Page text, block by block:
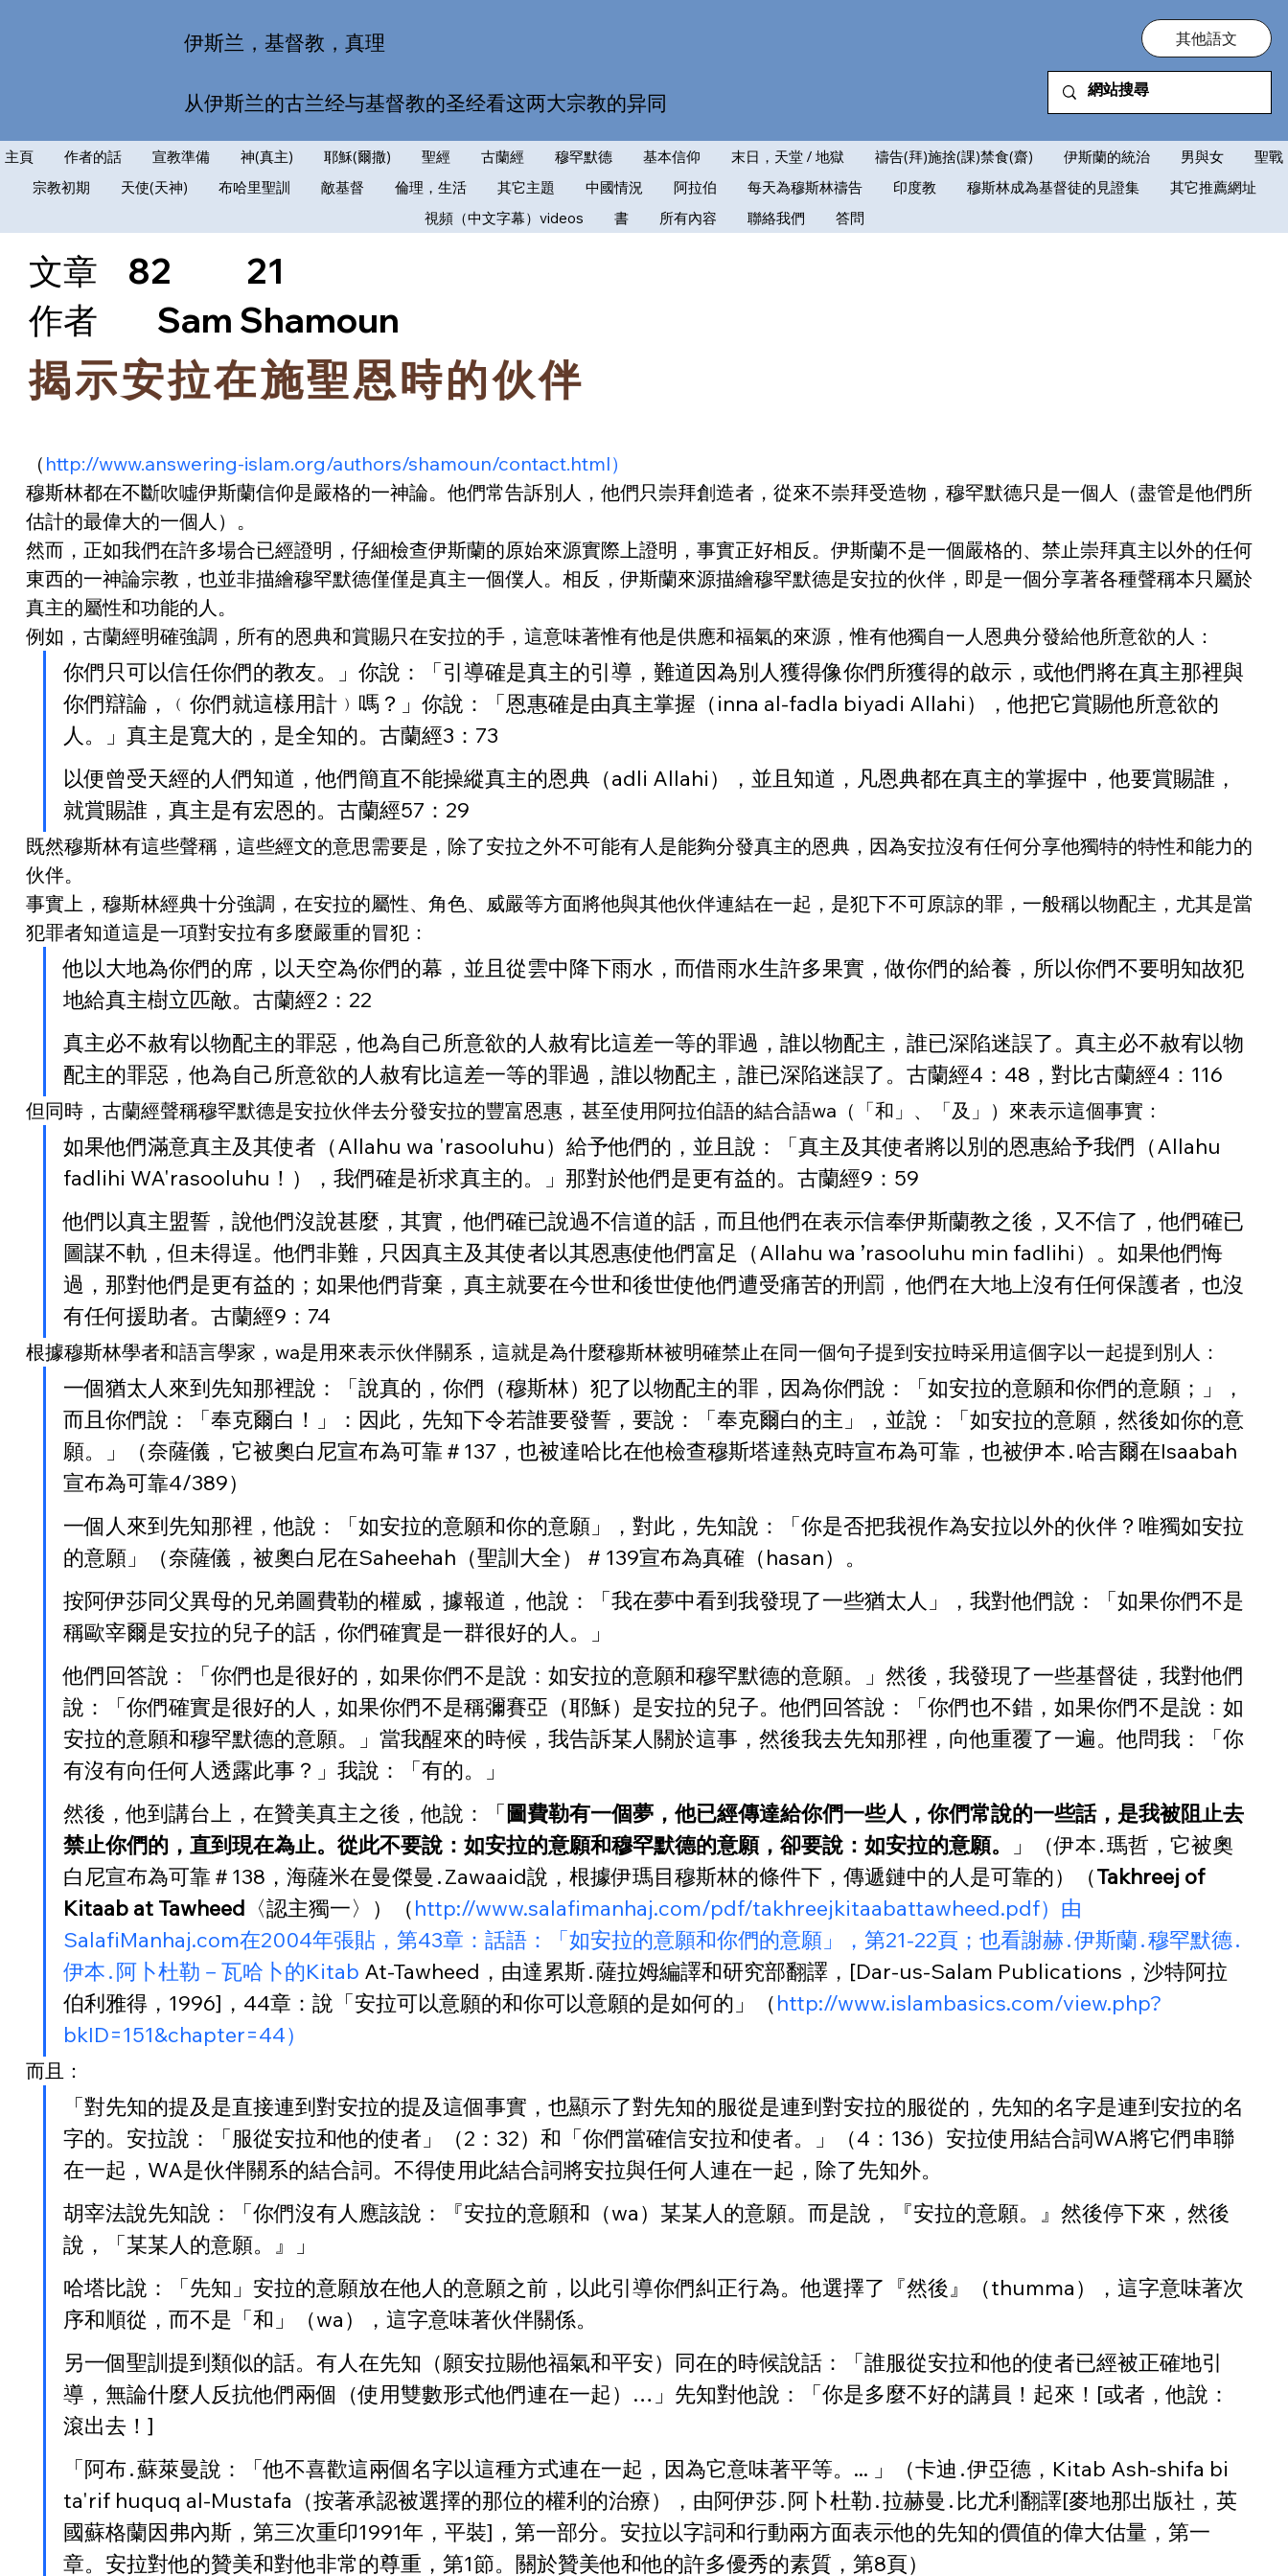
伊斯兰，基督教，真理
从伊斯兰的古兰经与基督教的圣经看这两大宗教的异同
其他語文
主頁 作者的話 宣教準備 神(真主) 耶穌(爾撒) 聖經 古蘭經 穆罕默德 基本信仰 末日，天堂 / 地獄 禱告(拜)施捨(課)禁食(齋) 伊斯蘭的統治 男與女
聖戰
宗教初期
天使(天神) 布哈里聖訓 敵基督 倫理，生活 其它主題 中國情況 阿拉伯 每天為穆斯林禱告 印度教 穆斯林成為基督徒的見證集
其它推薦網址
視頻（中文字幕）videos
書 所有內容 聯絡我們 答問
文章 82
21
​作者
Sam Shamoun
揭示安拉在施聖恩時的伙伴
（ http://www.answering-islam.org/authors/shamoun/contact.html）
穆斯林都在不斷吹噓伊斯蘭信仰是嚴格的一神論。他們常告訴別人，他們只崇拜創造者，從來不崇拜受造物，穆罕默德只是一個人（盡管是他們所
估計的最偉大的一個人）。
然而，正如我們在許多場合已經證明，仔細檢查伊斯蘭的原始來源實際上證明，事實正好相反。伊斯蘭不是一個嚴格的、禁止崇拜真主以外的任何
東西的一神論宗教，也並非描繪穆罕默德僅僅是真主一個僕人。相反，伊斯蘭來源描繪穆罕默德是安拉的伙伴，即是一個分享著各種聲稱本只屬於
真主的屬性和功能的人。
例如，古蘭經明確強調，所有的恩典和賞賜只在安拉的手，這意味著惟有他是供應和福氣的來源，惟有他獨自一人恩典分發給他所意欲的人：
你們只可以信任你們的教友。」你說：「引導確是真主的引導，難道因為別人獲得像你們所獲得的啟示，或他們將在真主那裡與
你們辯論，﹙你們就這樣用計﹚嗎？」你說：「恩惠確是由真主掌握（inna al-fadla biyadi Allahi），他把它賞賜他所意欲的
人。」真主是寬大的，是全知的。古蘭經3：73
以便曾受天經的人們知道，他們簡直不能操縱真主的恩典（adli Allahi），並且知道，凡恩典都在真主的掌握中，他要賞賜誰，
就賞賜誰，真主是有宏恩的。古蘭經57：29
既然穆斯林有這些聲稱，這些經文的意思需要是，除了安拉之外不可能有人是能夠分發真主的恩典，因為安拉沒有任何分享他獨特的特性和能力的
伙伴。
事實上，穆斯林經典十分強調，在安拉的屬性、角色、威嚴等方面將他與其他伙伴連結在一起，是犯下不可原諒的罪，一般稱以物配主，尤其是當
犯罪者知道這是一項對安拉有多麼嚴重的冒犯：
他以大地為你們的席，以天空為你們的幕，並且從雲中降下雨水，而借雨水生許多果實，做你們的給養，所以你們不要明知故犯
地給真主樹立匹敵。古蘭經2：22
真主必不赦宥以物配主的罪惡，他為自己所意欲的人赦宥比這差一等的罪過，誰以物配主，誰已深陷迷誤了。真主必不赦宥以物
配主的罪惡，他為自己所意欲的人赦宥比這差一等的罪過，誰以物配主，誰已深陷迷誤了。古蘭經4：48，對比古蘭經4：116
但同時，古蘭經聲稱穆罕默德是安拉伙伴去分發安拉的豐富恩惠，甚至使用阿拉伯語的結合語wa（「和」、「及」）來表示這個事實：
如果他們滿意真主及其使者（Allahu wa 'rasooluhu）給予他們的，並且說：「真主及其使者將以別的恩惠給予我們（Allahu
fadlihi WA'rasooluhu！），我們確是祈求真主的。」那對於他們是更有益的。古蘭經9：59
他們以真主盟誓，說他們沒說甚麼，其實，他們確已說過不信道的話，而且他們在表示信奉伊斯蘭教之後，又不信了，他們確已
圖謀不軌，但未得逞。他們非難，只因真主及其使者以其恩惠使他們富足（Allahu wa ’rasooluhu min fadlihi）。如果他們悔
過，那對他們是更有益的；如果他們背棄，真主就要在今世和後世使他們遭受痛苦的刑罰，他們在大地上沒有任何保護者，也沒
有任何援助者。古蘭經9：74
根據穆斯林學者和語言學家，wa是用來表示伙伴關系，這就是為什麼穆斯林被明確禁止在同一個句子提到安拉時采用這個字以一起提到別人：
一個猶太人來到先知那裡說：「說真的，你們（穆斯林）犯了以物配主的罪，因為你們說：「如安拉的意願和你們的意願；」，
而且你們說：「奉克爾白！」：因此，先知下令若誰要發誓，要說：「奉克爾白的主」，並說：「如安拉的意願，然後如你的意
願。」（奈薩儀，它被奧白尼宣布為可靠＃137，也被達哈比在他檢查穆斯塔達熱克時宣布為可靠，也被伊本․哈吉爾在Isaabah
宣布為可靠4/389）
一個人來到先知那裡，他說：「如安拉的意願和你的意願」，對此，先知說：「你是否把我視作為安拉以外的伙伴？唯獨如安拉
的意願」（奈薩儀，被奧白尼在Saheehah（聖訓大全） # 139宣布為真確（hasan）。
按阿伊莎同父異母的兄弟圖費勒的權威，據報道，他說：「我在夢中看到我發現了一些猶太人」，我對他們說：「如果你們不是
稱歐宰爾是安拉的兒子的話，你們確實是一群很好的人。」
他們回答說：「你們也是很好的，如果你們不是說：如安拉的意願和穆罕默德的意願。」然後，我發現了一些基督徒，我對他們
說：「你們確實是很好的人，如果你們不是稱彌賽亞（耶穌）是安拉的兒子。他們回答說：「你們也不錯，如果你們不是說：如
安拉的意願和穆罕默德的意願。」當我醒來的時候，我告訴某人關於這事，然後我去先知那裡，向他重覆了一遍。他問我：「你
有沒有向任何人透露此事？」我說：「有的。」
然後，他到講台上，在贊美真主之後，他說：「圖費勒有一個夢，他已經傳達給你們一些人，你們常說的一些話，是我被阻止去
禁止你們的，直到現在為止。從此不要說：如安拉的意願和穆罕默德的意願，卻要說：如安拉的意願。
」（伊本․瑪哲，它被奧
白尼宣布為可靠＃138，海薩米在曼傑曼․Zawaaid說，根據伊瑪目穆斯林的條件下，傳遞鏈中的人是可靠的）（Takhreej of
Kitaab at Tawheed 〈認主獨一〉）（http://www.salafimanhaj.com/pdf/takhreejkitaabattawheed.pdf）由
SalafiManhaj.com在2004年張貼，第43章：話語：「如安拉的意願和你們的意願」，第21-22頁；也看謝赫․伊斯蘭․穆罕默德․
伊本․阿卜杜勒－瓦哈卜的Kitab At-Tawheed，由達累斯․薩拉姆編譯和研究部翻譯，[Dar-us-Salam Publications，沙特阿拉
伯利雅得，1996]，44章：說「安拉可以意願的和你可以意願的是如何的」（http://www.islambasics.com/view.php?
bkID=151&chapter=44）
而且：
「對先知的提及是直接連到對安拉的提及這個事實，也顯示了對先知的服從是連到對安拉的服從的，先知的名字是連到安拉的名
字的。安拉說：「服從安拉和他的使者」（2：32）和「你們當確信安拉和使者。」（4：136）安拉使用結合詞WA將它們串聯
在一起，WA是伙伴關系的結合詞。不得使用此結合詞將安拉與任何人連在一起，除了先知外。
胡宰法說先知說：「你們沒有人應該說：『安拉的意願和（wa）某某人的意願。而是說，『安拉的意願。』然後停下來，然後
說，「某某人的意願。』」
哈塔比說：「先知」安拉的意願放在他人的意願之前，以此引導你們糾正行為。他選擇了『然後』（thumma），這字意味著次
序和順從，而不是「和」（wa），這字意味著伙伴關係。
另一個聖訓提到類似的話。有人在先知（願安拉賜他福氣和平安）同在的時候說話：「誰服從安拉和他的使者已經被正確地引
導，無論什麼人反抗他們兩個（使用雙數形式他們連在一起）…」先知對他說：「你是多麼不好的講員！起來！[或者，他說：
滾出去！]
「阿布․蘇萊曼說：「他不喜歡這兩個名字以這種方式連在一起，因為它意味著平等。... 」（卡迪․伊亞德，Kitab Ash-shifa bi
ta'rif huquq al-Mustafa（按著承認被選擇的那位的權利的治療），由阿伊莎․阿卜杜勒․拉赫曼․比尤利翻譯[麥地那出版社，英
國蘇格蘭因弗內斯，第三次重印1991年，平裝]，第一部分。安拉以字詞和行動兩方面表示他的先知的價值的偉大估量，第一
章。安拉對他的贊美和對他非常的尊重，第1節。關於贊美他和他的許多優秀的素質，第8頁）